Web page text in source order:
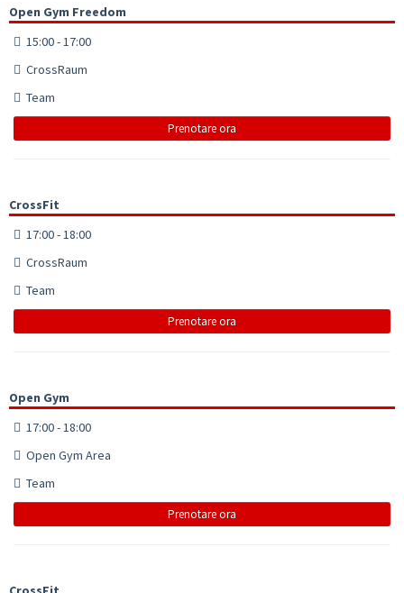
Open Gym Freedom
15:00 - 17:00
CrossRaum
Team
Prenotare ora
CrossFit
17:00 - 18:00
CrossRaum
Team
Prenotare ora
Open Gym
17:00 - 18:00
Open Gym Area
Team
Prenotare ora